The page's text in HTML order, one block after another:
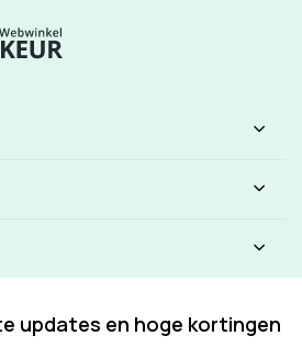
updates en hoge kortingen